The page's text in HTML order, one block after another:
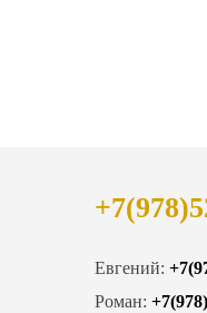
Евгений:
Роман: